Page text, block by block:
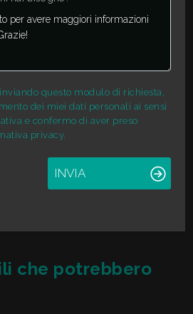
questo modulo di richiesta,
dei miei dati personali ai sensi
e confermo di aver preso
privacy.
INVIA
che potrebbero